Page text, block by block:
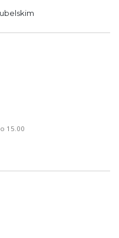
15.00